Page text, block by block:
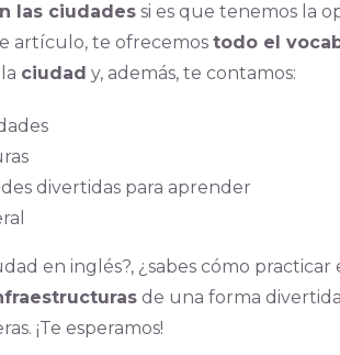
las ciudadessi es que tenemos la
artículo, te ofrecemos todo el
ciudad y, además, te contamos:
divertidas para aprender
en inglés?, ¿sabes cómo practicar
de una forma
¡Te esperamos!